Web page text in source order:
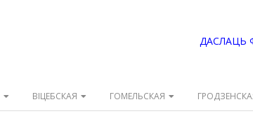
ДАСЛАЦЬ
ВІЦЕБСКАЯ ГОМЕЛЬСКАЯ